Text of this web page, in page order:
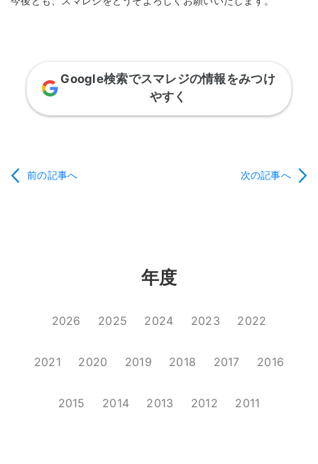
Google検索でスマレジの情報をみつけ
やすく
前の記事へ 次の記事へ
年度
2026 2025 2024 2023 2022
2021 2020 2019 2018 2017 2016
2015 2014 2013 2012 2011